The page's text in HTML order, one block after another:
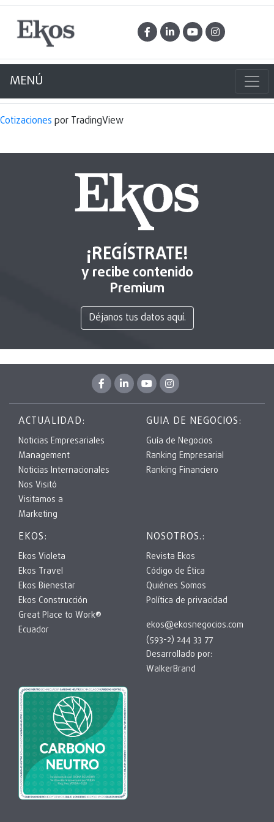
MENÚ
Cotizaciones por TradingView
¡REGÍSTRATE!
y recibe contenido
Premium
Déjanos tus datos aquí.
ACTUALIDAD:
Noticias Empresariales
Management
Noticias Internacionales
Nos Visitó
Visitamos a
Marketing
GUIA DE NEGOCIOS:
Guía de Negocios
Ranking Empresarial
Ranking Financiero
EKOS:
Ekos Violeta
Ekos Travel
Ekos Bienestar
Ekos Construcción
Great Place to Work®
Ecuador
NOSOTROS.:
Revista Ekos
Código de Ética
Quiénes Somos
Política de privacidad
ekos@ekosnegocios.com
(593-2) 244 33 77
Desarrollado por:
WalkerBrand